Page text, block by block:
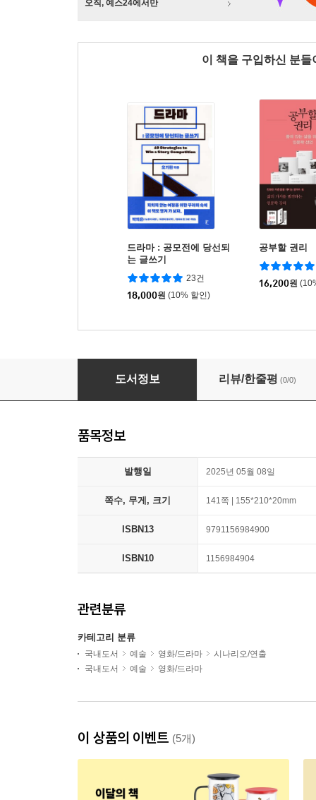
오직, 예스24에서만
이 책을 구입하신 분
드라마 : 공모전에 당선되
는 글쓰기
23건
18,000원 (10% 할인)
공부할 권리
16,200원
2025 제48회 한국방송작가협회 교육원 공모
도서정보 리뷰/한줄평 (0/0)
품목정보
발행일 2025년 05월 08일
쪽수, 무게, 크기 141쪽 | 155*210*20mm
ISBN13 9791156984900
ISBN10 1156984904
관련분류
카테고리 분류
국내도서 예술 영화/드라마
시나리오/연출
국내도서
예술 영화/드라마
이 상품의 이벤트 (5개)